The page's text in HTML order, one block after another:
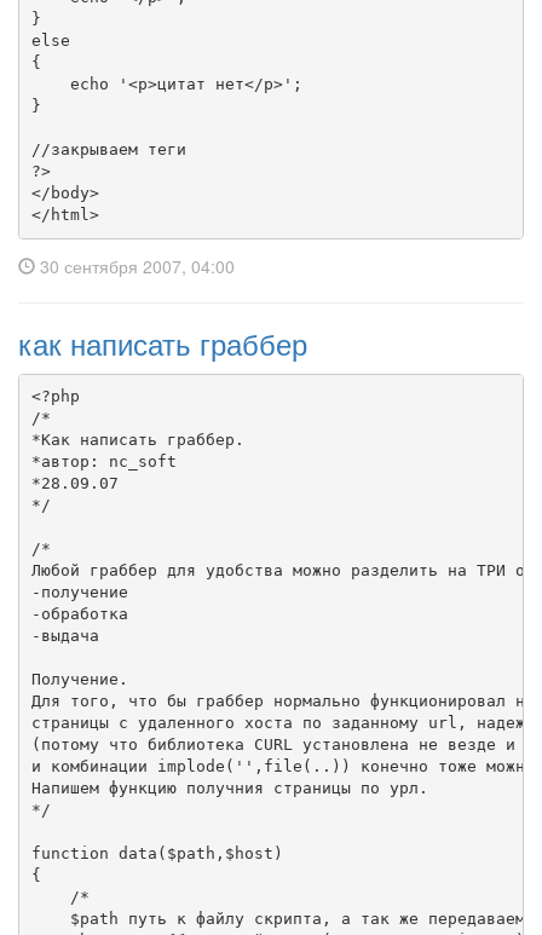
}
else
{
    echo '<p>цитат нет</p>';
}
//закрываем теги
?>
</body>
</html>
30 сентября 2007, 04:00
как написать граббер
<?php
/*
*Как написать граббер.
*автор: nc_soft
*28.09.07
*/
/*
Любой граббер для удобства можно разделить на ТРИ
-получение
-обработка
-выдача
Получение.
Для того, что бы граббер нормально функционировал
страницы с удаленного хоста по заданному url,
(потому что библиотека CURL установлена не везде
и комбинации implode('',file(..)) конечно тоже можно,
Напишем функцию получния страницы по урл.
*/
function data($path,$host)
{
    /*
$path путь к файлу скрипта, а так же